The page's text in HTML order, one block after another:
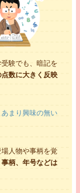
験でも、暗記を
数に大きく反映
あまり興味の無い
人物や事柄を覚
柄、年号などは